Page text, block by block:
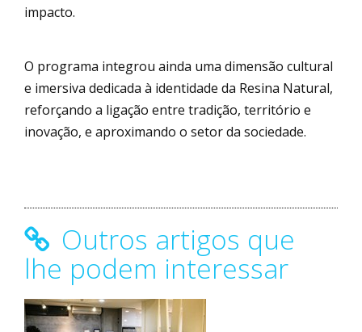
impacto.
O programa integrou ainda uma dimensão cultural
e imersiva dedicada à identidade da Resina Natural,
reforçando a ligação entre tradição, território e
inovação, e aproximando o setor da sociedade.
Outros artigos que
lhe podem interessar